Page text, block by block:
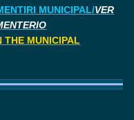
MUNICIPAL/VER
THE MUNICIPAL